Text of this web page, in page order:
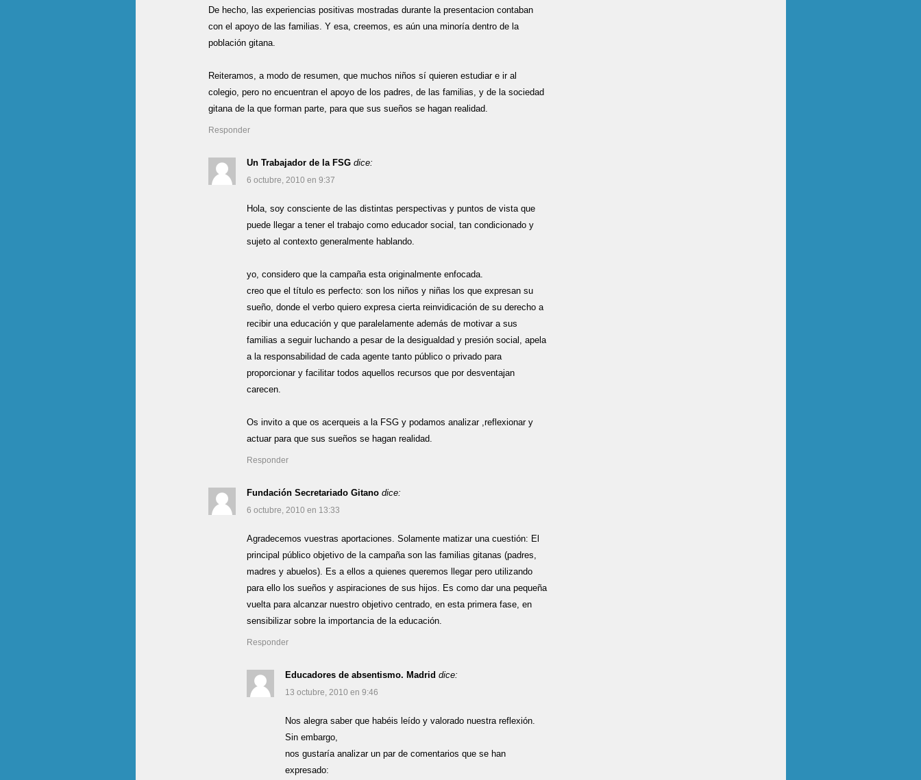
De hecho, las experiencias positivas mostradas durante la presentacion contaban
con el apoyo de las familias. Y esa, creemos, es aún una minoría dentro de la
población gitana.
Reiteramos, a modo de resumen, que muchos niños sí quieren estudiar e ir al
colegio, pero no encuentran el apoyo de los padres, de las familias, y de la sociedad
gitana de la que forman parte, para que sus sueños se hagan realidad.
Responder
Un Trabajador de la FSG dice:
6 octubre, 2010 en 9:37
Hola, soy consciente de las distintas perspectivas y puntos de vista que
puede llegar a tener el trabajo como educador social, tan condicionado y
sujeto al contexto generalmente hablando.
yo, considero que la campaña esta originalmente enfocada.
creo que el título es perfecto: son los niños y niñas los que expresan su
sueño, donde el verbo quiero expresa cierta reinvidicación de su derecho a
recibir una educación y que paralelamente además de motivar a sus
familias a seguir luchando a pesar de la desigualdad y presión social, apela
a la responsabilidad de cada agente tanto público o privado para
proporcionar y facilitar todos aquellos recursos que por desventajan
carecen.
Os invito a que os acerqueis a la FSG y podamos analizar ,reflexionar y
actuar para que sus sueños se hagan realidad.
Responder
Fundación Secretariado Gitano dice:
6 octubre, 2010 en 13:33
Agradecemos vuestras aportaciones. Solamente matizar una cuestión: El
principal público objetivo de la campaña son las familias gitanas (padres,
madres y abuelos). Es a ellos a quienes queremos llegar pero utilizando
para ello los sueños y aspiraciones de sus hijos. Es como dar una pequeña
vuelta para alcanzar nuestro objetivo centrado, en esta primera fase, en
sensibilizar sobre la importancia de la educación.
Responder
Educadores de absentismo. Madrid dice:
13 octubre, 2010 en 9:46
Nos alegra saber que habéis leído y valorado nuestra reflexión.
Sin embargo,
nos gustaría analizar un par de comentarios que se han
expresado: